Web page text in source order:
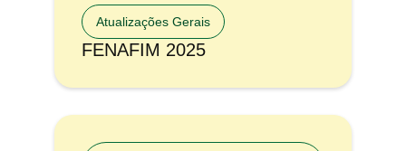
Atualizações Gerais
FENAFIM 2025